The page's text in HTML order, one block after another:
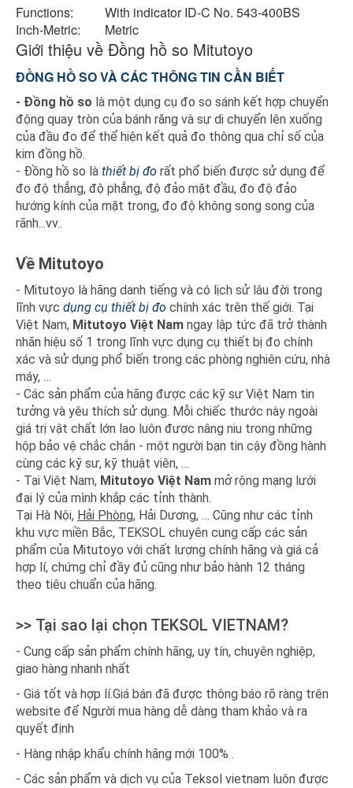
Functions:
With indicator ID-C No. 543-400BS
Inch-Metric:
Metric
Giới thiệu về Đồng hồ so Mitutoyo
ĐỒNG HỒ SO VÀ CÁC THÔNG TIN CẦN BIẾT
- Đồng hồ so là một dụng cụ đo so sánh kết hợp chuyển
động quay tròn của bánh răng và sự di chuyển lên xuống
của đầu đo để thể hiện kết quả đo thông qua chỉ số của
kim đồng hồ.
- Đồng hồ so là thiết bị đo rất phổ biến được sử dụng để
đo độ thẳng, độ phẳng, độ đảo mặt đầu, đo độ đảo
hướng kính của mặt trong, đo độ không song song của
rãnh...vv..
Về Mitutoyo
- Mitutoyo là hãng danh tiếng và có lịch sử lâu đời trong
lĩnh vực dụng cụ thiết bị đo chính xác trên thế giới. Tại
Việt Nam, Mitutoyo Việt Nam ngay lập tức đã trở thành
nhãn hiệu số 1 trong lĩnh vực dụng cụ thiết bị đo chính
xác và sử dụng phổ biến trong các phòng nghiên cứu, nhà
máy, …
- Các sản phẩm của hãng được các kỹ sư Việt Nam tin
tưởng và yêu thích sử dụng. Mỗi chiếc thước này ngoài
giá trị vật chất lớn lao luôn được nâng niu trong những
hộp bảo vệ chắc chắn - một người bạn tin cậy đồng hành
cùng các kỹ sư, kỹ thuật viên, …
- Tại Việt Nam, Mitutoyo Việt Nam mở rộng mạng lưới
đại lý của mình khắp các tỉnh thành.
Tại Hà Nội, Hải Phòng, Hải Dương, … Cũng như các tỉnh
khu vực miền Bắc, TEKSOL chuyên cung cấp các sản
phẩm của Mitutoyo với chất lượng chính hãng và giá cả
hợp lí, chứng chỉ đầy đủ cũng như bảo hành 12 tháng
theo tiêu chuẩn của hãng.
>> Tại sao lại chọn TEKSOL VIETNAM?
- Cung cấp sản phẩm chính hãng, uy tín, chuyên nghiệp,
giao hàng nhanh nhất
- Giá tốt và hợp lí.Giá bán đã được thông báo rõ ràng trên
website để Người mua hàng dễ dàng tham khảo và ra
quyết định
- Hàng nhập khẩu chính hãng mới 100% .
- Các sản phẩm và dịch vụ của Teksol vietnam luôn được